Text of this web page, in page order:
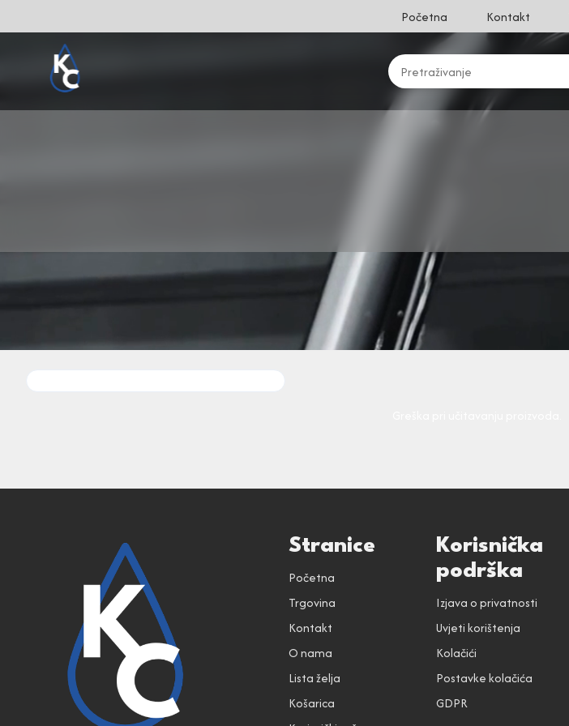
Početna Kontakt
Stranice
Početna
Trgovina
Kontakt
O nama
Lista želja
Košarica
Korisnička
podrška
Izjava o privatnosti
Uvjeti korištenja
Kolačići
Postavke kolačića
GDPR